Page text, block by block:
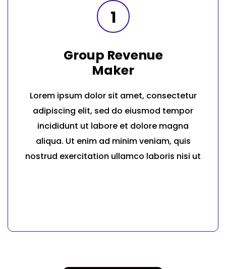
1
Group Revenue
Maker
Lorem ipsum dolor sit amet, consectetur
adipiscing elit, sed do eiusmod tempor
incididunt ut labore et dolore magna
aliqua. Ut enim ad minim veniam, quis
nostrud exercitation ullamco laboris nisi ut